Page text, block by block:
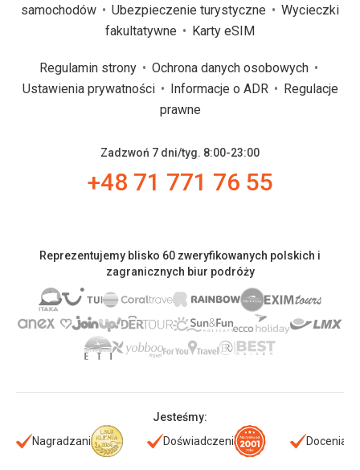
samochodów
Ubezpieczenie turystyczne
Wycieczki
fakultatywne
Karty eSIM
Regulamin strony
Ochrona danych osobowych
Ustawienia prywatności
Informacje o ADR
Regulacje
prawne
Zadzwoń 7 dni/tyg. 8:00-23:00
+48 71 771 76 55
Reprezentujemy blisko 60 zweryfikowanych polskich i
zagranicznych biur podróży
Jesteśmy:
Nagradzani
Doświadczeni Doceniani